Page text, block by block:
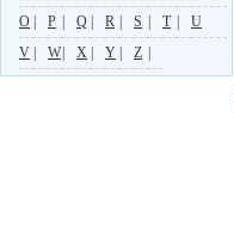
O
P Q R S T
U
V
W X Y Z